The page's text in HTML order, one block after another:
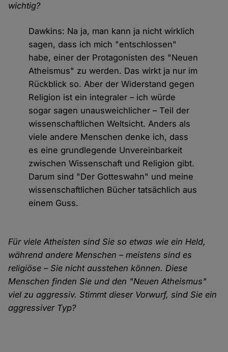
wichtig?
Dawkins: Na ja, man kann ja nicht wirklich
sagen, dass ich mich "entschlossen"
habe, einer der Protagonisten des "Neuen
Atheismus" zu werden. Das wirkt ja nur im
Rückblick so. Aber der Widerstand gegen
Religion ist ein integraler – ich würde
sogar sagen unausweichlicher – Teil der
wissenschaftlichen Weltsicht. Anders als
viele andere Menschen denke ich, dass
es eine grundlegende Unvereinbarkeit
zwischen Wissenschaft und Religion gibt.
Darum sind "Der Gotteswahn" und meine
wissenschaftlichen Bücher tatsächlich aus
einem Guss.
Für viele Atheisten sind Sie so etwas wie ein Held,
während andere Menschen – meistens sind es
religiöse – Sie nicht ausstehen können. Diese
Menschen finden Sie und den "Neuen Atheismus"
viel zu aggressiv. Stimmt dieser Vorwurf, sind Sie ein
aggressiver Typ?